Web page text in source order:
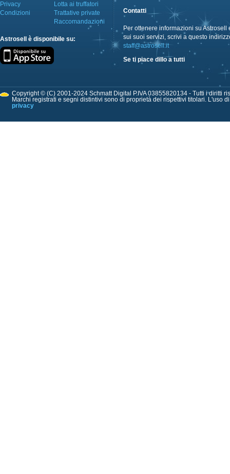
Privacy
Condizioni
Lotta ai truffatori
Trattative private
Raccomandazioni
Astrosell è disponibile su:
Contatti
Per ottenere informazioni su Astrosell
sui suoi servizi, scrivi a questo
staff@astrosell.it
Se ti piace dillo a tutti
Copyright © (C) 2001-2024 Schmatt Digital P.IVA 03855820134 - Tutti i diritti
Marchi registrati e segni distintivi sono di proprietà dei rispettivi titolari. L'uso
privacy